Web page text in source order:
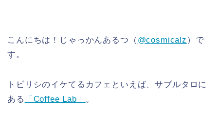
こんにちは！じゃっかんあるつ（ @cosmicalz ）で
す。
トビリシのイケてるカフェといえば、サブルタロに
ある
「Coffee Lab」 。